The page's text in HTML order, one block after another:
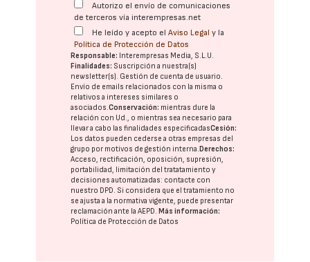
Autorizo el envío de comunicaciones
de terceros vía interempresas.net
He leído y acepto elAviso Legal y la
Política de Protección de Datos
Responsable: Interempresas Media, S.L.U.
Finalidades: Suscripción a nuestra(s)
newsletter(s). Gestión de cuenta de usuario.
Envío de emails relacionados con la misma o
relativos a intereses similares o
asociados.Conservación: mientras dure la
relación con Ud., o mientras sea necesario para
llevar a cabo las finalidades especificadasCesión:
Los datos pueden cederse a otras empresas del
grupo por motivos de gestión interna. Derechos:
Acceso, rectificación, oposición, supresión,
portabilidad, limitación del tratatamiento y
decisiones automatizadas: contacte con
nuestro DPD. Si considera que el tratamiento no
se ajusta a la normativa vigente, puede presentar
reclamación ante laAEPD. Más información:
Política de Protección de Datos